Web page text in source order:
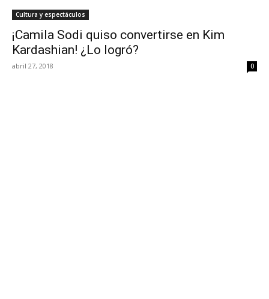
Cultura y espectáculos
¡Camila Sodi quiso convertirse en Kim
Kardashian! ¿Lo logró?
abril 27, 2018 0